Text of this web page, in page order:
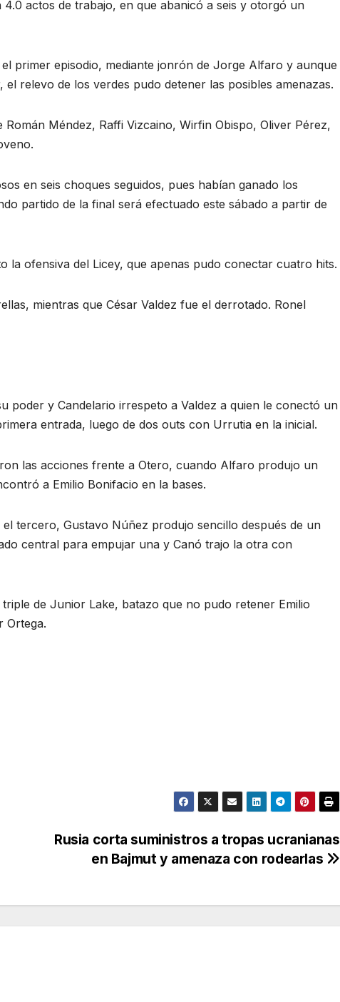
actos de trabajo, en que abanicó a seis y otorgó un
primer episodio, mediante jonrón de Jorge Alfaro y aunque
relevo de los verdes pudo detener las posibles amenazas.
Méndez, Raffi Vizcaino, Wirfin Obispo, Oliver Pérez,
en seis choques seguidos, pues habían ganado los
partido de la final será efectuado este sábado a partir de
la ofensiva del Licey, que apenas pudo conectar cuatro hits.
mientras que César Valdez fue el derrotado. Ronel
poder y Candelario irrespeto a Valdez a quien le conectó un
entrada, luego de dos outs con Urrutia en la inicial.
las acciones frente a Otero, cuando Alfaro produjo un
a Emilio Bonifacio en la bases.
tercero, Gustavo Núñez produjo sencillo después de un
central para empujar una y Canó trajo la otra con
de Junior Lake, batazo que no pudo retener Emilio
Ortega.
Rusia corta suministros a tropas ucranianas
en Bajmut y amenaza con rodearlas